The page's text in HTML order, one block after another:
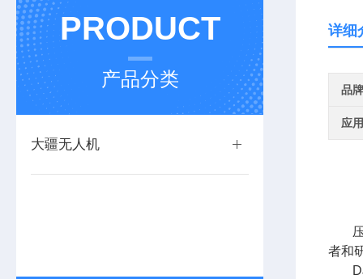
PRODUCT
产品分类
大疆无人机
详细
品牌
应
者和